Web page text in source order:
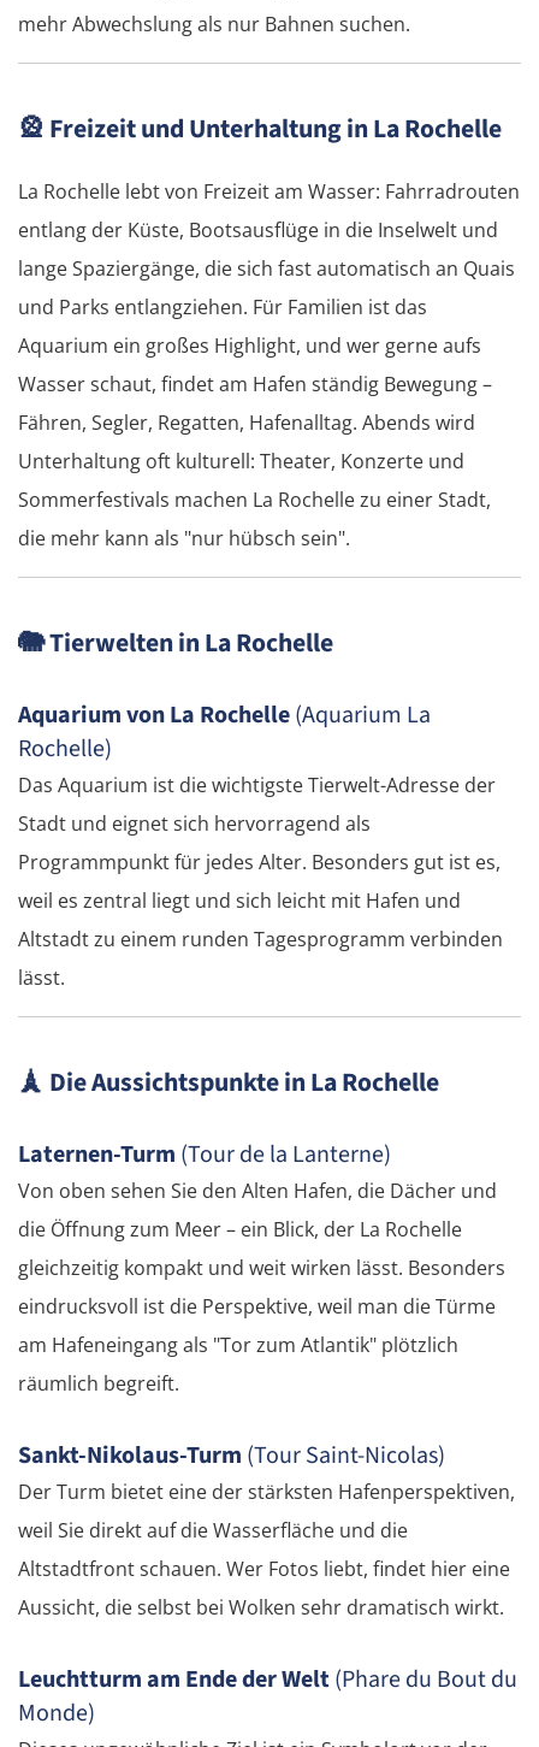
mehr Abwechslung als nur Bahnen suchen.
🎡 Freizeit und Unterhaltung in La Rochelle
La Rochelle lebt von Freizeit am Wasser: Fahrradrouten
entlang der Küste, Bootsausflüge in die Inselwelt und
lange Spaziergänge, die sich fast automatisch an Quais
und Parks entlangziehen. Für Familien ist das
Aquarium ein großes Highlight, und wer gerne aufs
Wasser schaut, findet am Hafen ständig Bewegung –
Fähren, Segler, Regatten, Hafenalltag. Abends wird
Unterhaltung oft kulturell: Theater, Konzerte und
Sommerfestivals machen La Rochelle zu einer Stadt,
die mehr kann als "nur hübsch sein".
🐘Tierwelten in La Rochelle
Aquarium von La Rochelle(Aquarium La
Rochelle)
Das Aquarium ist die wichtigste Tierwelt-Adresse der
Stadt und eignet sich hervorragend als
Programmpunkt für jedes Alter. Besonders gut ist es,
weil es zentral liegt und sich leicht mit Hafen und
Altstadt zu einem runden Tagesprogramm verbinden
lässt.
🗼 Die Aussichtspunkte in La Rochelle
Laternen-Turm (Tour de la Lanterne)
Von oben sehen Sie den Alten Hafen, die Dächer und
die Öffnung zum Meer – ein Blick, der La Rochelle
gleichzeitig kompakt und weit wirken lässt. Besonders
eindrucksvoll ist die Perspektive, weil man die Türme
am Hafeneingang als "Tor zum Atlantik" plötzlich
räumlich begreift.
Sankt-Nikolaus-Turm (Tour Saint-Nicolas)
Der Turm bietet eine der stärksten Hafenperspektiven,
weil Sie direkt auf die Wasserfläche und die
Altstadtfront schauen. Wer Fotos liebt, findet hier eine
Aussicht, die selbst bei Wolken sehr dramatisch wirkt.
Leuchtturm am Ende der Welt(Phare du Bout du
Monde)
Patras
Mesolongi
Ioannina
Argos Orestiko
Bulgarien West
Petritsch
Blagoewgrad
Sofia
Widin
Craiova
Târgu Jiu
Diemrich
Lugosch
Timișoara
Arad